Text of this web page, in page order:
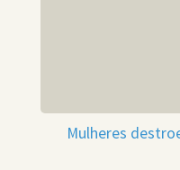
Mulheres